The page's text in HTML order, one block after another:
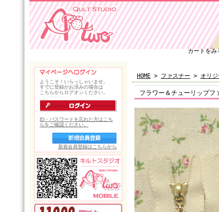
カートをみ
HOME > ファスナー > オリ
フラワー＆チューリップ